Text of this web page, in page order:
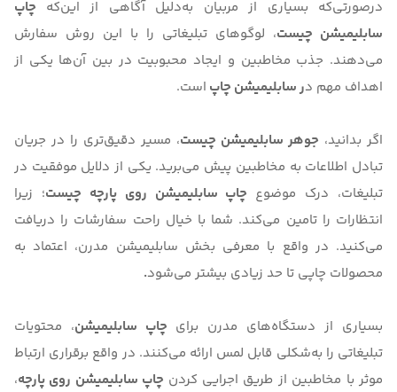
در‌صورتی‌که بسیاری از مربیان به‌دلیل آگاهی از این‌که چاپ
سابلیمیشن چیست، لوگوهای تبلیغاتی را با این روش سفارش
می‌دهند. جذب مخاطبین و ایجاد محبوبیت در بین آن‌ها یکی از
اهداف مهم در سابلیمیشن چاپ است.
اگر بدانید، جوهر سابلیمیشن چیست، مسیر دقیق‌تری را در جریان
تبادل اطلاعات به مخاطبین پیش می‌برید. یکی از دلایل موفقیت در
تبلیغات، درک موضوع چاپ سابلیمیشن روی پارچه چیست؛ زیرا
انتظارات را تامین می‌کند. شما با خیال راحت سفارشات را دریافت
می‌کنید. در واقع با معرفی بخش سابلیمیشن مدرن، اعتماد به
محصولات چاپی تا حد زیادی بیشتر می‌شود.
بسیاری از دستگاه‌های مدرن برای چاپ سابلیمیشن، محتویات
تبلیغاتی را به‌شکلی قابل لمس ارائه می‌کنند. در واقع برقراری ارتباط
موثر با مخاطبین از طریق اجرایی کردن چاپ سابلیمیشن روی پارچه،